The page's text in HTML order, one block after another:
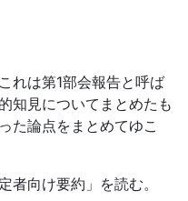
れは第1部会報告と呼ば
知見についてまとめたも
た論点をまとめてゆこ
者向け要約」を読む。